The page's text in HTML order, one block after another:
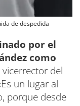
de despedida
por el
como
vicerrector del
un lugar al
porque desde